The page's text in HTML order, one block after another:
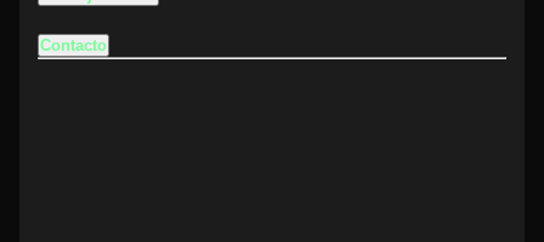
Contacto